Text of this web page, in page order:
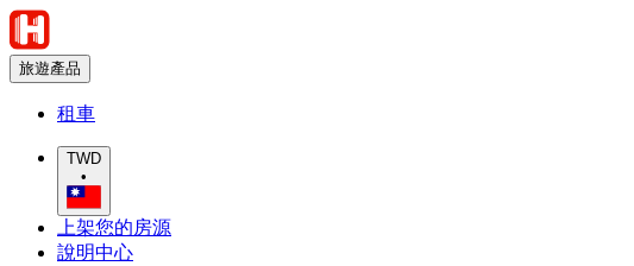
旅遊產品
租車
TWD
•
上架您的房源
說明中心